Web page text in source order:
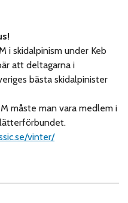
i skidalpinism under Keb
att deltagarna i
bästa skidalpinister
måste man vara medlem i
vinter/